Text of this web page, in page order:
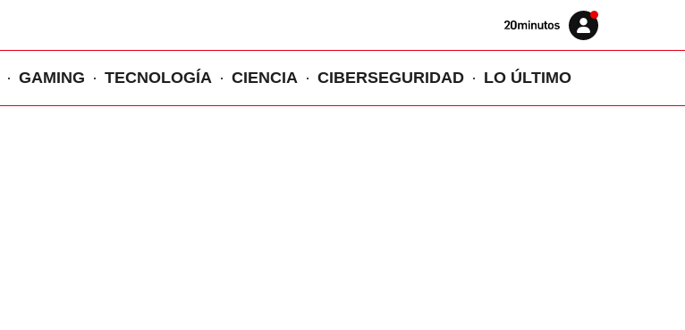
Volver
Iniciar
sesión
GAMING TECNOLOGÍA CIENCIA CIBERSEGURIDAD LO ÚLTIMO